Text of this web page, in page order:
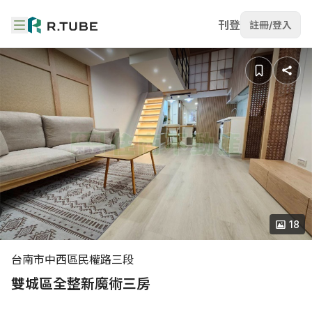
刊登 註冊/登入
台南市中西區民權路三段
雙城區全整新魔術三房
18